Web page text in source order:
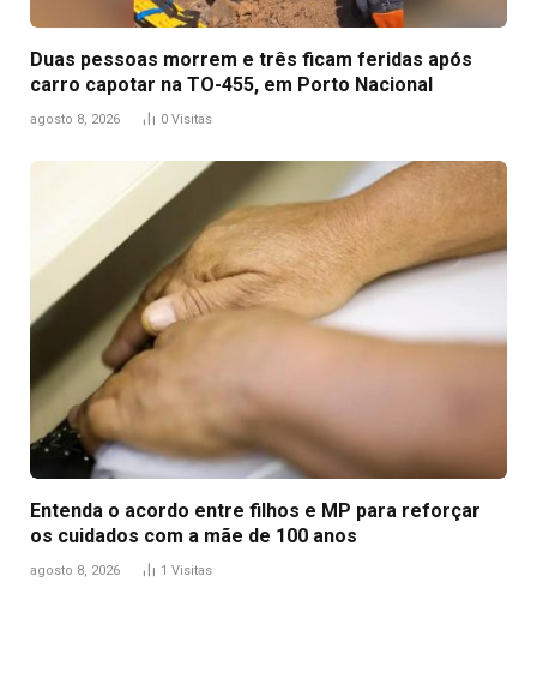
Duas pessoas morrem e três ficam feridas após
carro capotar na TO-455, em Porto Nacional
agosto 8, 2026 0 Visitas
Entenda o acordo entre filhos e MP para reforçar
os cuidados com a mãe de 100 anos
agosto 8, 2026 1 Visitas